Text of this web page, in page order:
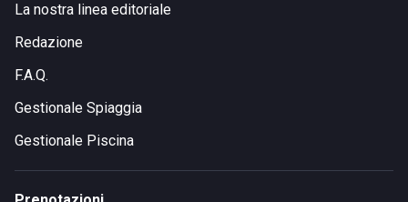
La nostra linea editoriale
Redazione
F.A.Q.
Gestionale Spiaggia
Gestionale Piscina